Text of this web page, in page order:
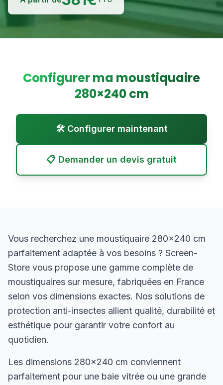
Configurer ma moustiquaire
280×240cm
🛠️ Configurer maintenant
📋 Demander un devis gratuit
Vous recherchez une moustiquaire 280×240 cm
parfaitement adaptée à vos besoins ? Screen-
Store vous propose une gamme complète de
moustiquaires sur mesure, fabriquées en France
selon vos dimensions exactes. Nos solutions de
protection anti-insectes allient qualité, durabilité et
esthétique pour garantir votre confort au
quotidien.
Les dimensions 280×240 cm conviennent
parfaitement pour une baie vitrée ou une grande